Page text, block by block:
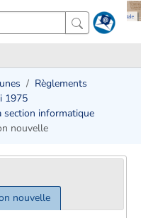
Règlements
1975
section informatique
nouvelle
nouvelle